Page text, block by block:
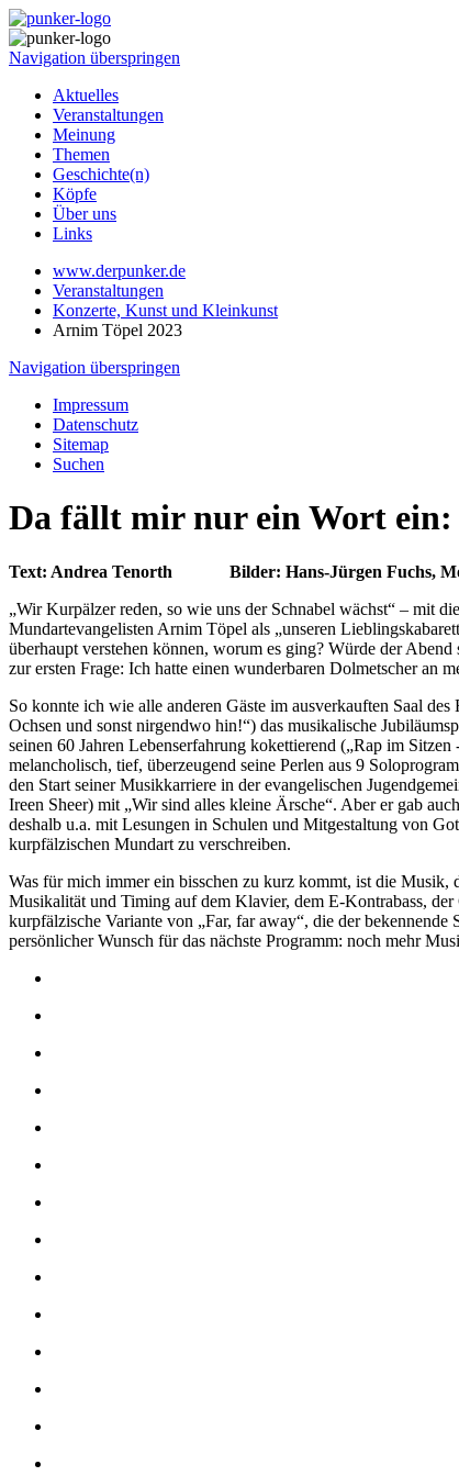
Navigation überspringen
Aktuelles
Veranstaltungen
Meinung
Themen
Geschichte(n)
Köpfe
Über uns
Links
www.derpunker.de
Veranstaltungen
Konzerte, Kunst und Kleinkunst
Arnim Töpel 2023
Navigation überspringen
Impressum
Datenschutz
Sitemap
Suchen
Da fällt mir nur ein Wort ein:
Text: Andrea Tenorth Bilder: Hans-Jürgen Fuchs,
„Wir Kurpälzer reden, so wie uns der Schnabel wächst“ – mit
Mundartevangelisten Arnim Töpel als „unseren
überhaupt verstehen können, worum es ging? Würde der
zur ersten Frage: Ich hatte einen wunderbaren Dolmetscher an
So konnte ich wie alle anderen Gäste im ausverkauften Saal
Ochsen und sonst nirgendwo hin!“) das musikalische
seinen 60 Jahren Lebenserfahrung kokettierend („Rap im
melancholisch, tief, überzeugend seine Perlen aus 9
den Start seiner Musikkarriere in der evangelischen
Ireen Sheer) mit „Wir sind alles kleine Ärsche“. Aber er gab
deshalb u.a. mit Lesungen in Schulen und Mitgestaltung von
kurpfälzischen Mundart zu verschreiben.
Was für mich immer ein bisschen zu kurz kommt, ist die
Musikalität und Timing auf dem Klavier, dem E-Kontrabass,
kurpfälzische Variante von „Far, far away“, die der
persönlicher Wunsch für das nächste Programm: noch mehr